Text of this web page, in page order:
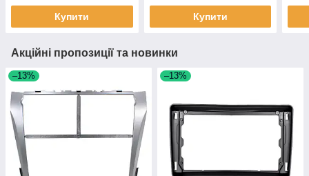
Купити Купити
Акційні пропозиції та новинки
–13% –13%